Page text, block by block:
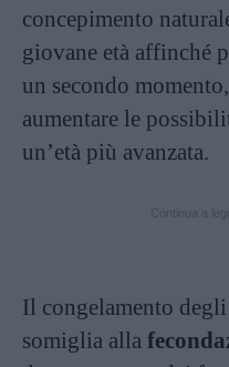
concepimento
giovane età affinché
un secondo
aumentare le
un’età più avanzata.
Il congelamento
somiglia alla